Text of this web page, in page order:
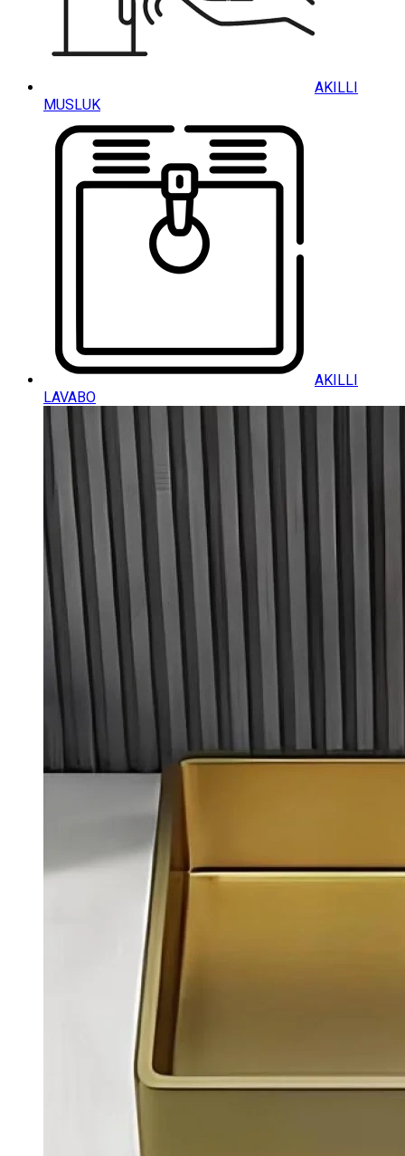
AKILLI
MUSLUK
AKILLI
LAVABO